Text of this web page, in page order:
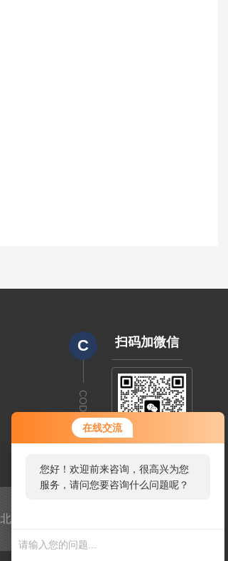
在线交流
您好！欢迎前来咨询，很高兴为您
服务，请问您要咨询什么问题呢？
C
CODE
扫码加微信
京市朝阳区中东路398号